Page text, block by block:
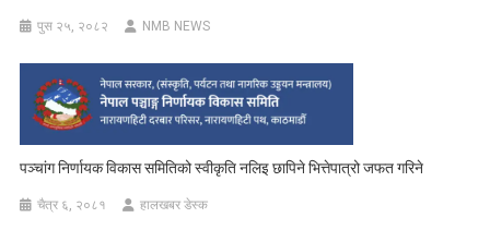
पुस २५, २०८२ NMB NEWS
पञ्चांग निर्णायक विकास समितिको स्वीकृति नलिइ छापिने भित्तेपात्रो जफत गरिने
चैत्र ६, २०८१ हालखबर डेस्क